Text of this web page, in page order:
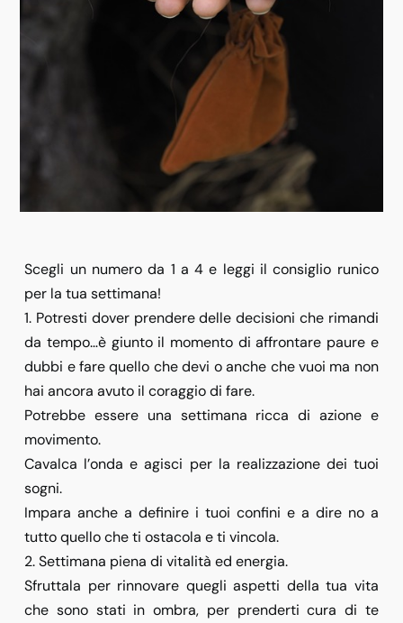
Scegli un numero da 1 a 4 e leggi il consiglio runico
per la tua settimana!
1. Potresti dover prendere delle decisioni che rimandi
da tempo…è giunto il momento di affrontare paure e
dubbi e fare quello che devi o anche che vuoi ma non
hai ancora avuto il coraggio di fare.
Potrebbe essere una settimana ricca di azione e
movimento.
Cavalca l’onda e agisci per la realizzazione dei tuoi
sogni.
Impara anche a definire i tuoi confini e a dire no a
tutto quello che ti ostacola e ti vincola.
2. Settimana piena di vitalità ed energia.
Sfruttala per rinnovare quegli aspetti della tua vita
che sono stati in ombra, per prenderti cura di te